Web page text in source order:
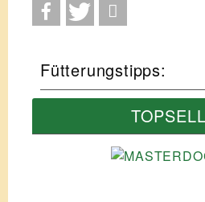
Fütterungstipps: